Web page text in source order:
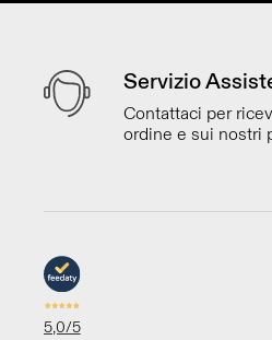
Servizio
Contattaci per
ordine e sui nostri
5,0/5